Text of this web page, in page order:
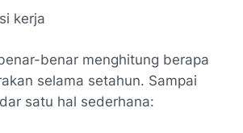
kerja
benar menghitung berapa
selama setahun. Sampai
satu hal sederhana: